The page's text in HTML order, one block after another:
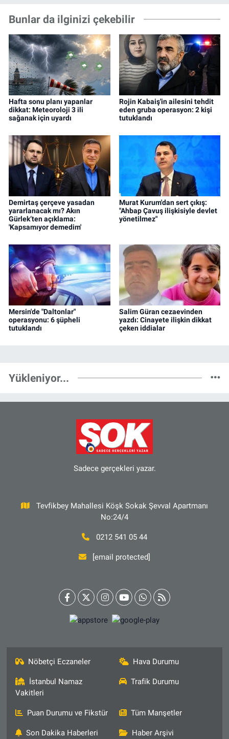
Bunlar da ilginizi çekebilir
Hafta sonu planı yapanlar
dikkat: Meteoroloji 3 ili
sağanak için uyardı
Rojin Kabaiş'in ailesini tehdit
eden gruba operasyon: 2 kişi
tutuklandı
Demirtaş çerçeve yasadan
yararlanacak mı? Akın
Gürlek’ten açıklama:
'Kapsamıyor demedim'
Murat Kurum'dan sert çıkış:
"Ahbap Çavuş ilişkisiyle devlet
yönetilmez"
Mersin'de "Daltonlar"
operasyonu: 6 şüpheli
tutuklandı
Salim Güran cezaevinden
yazdı: Cinayete ilişkin dikkat
çeken iddialar
Yükleniyor...
Sadece gerçekleri yazar.
Tevfikbey Mahallesi Köşk Sokak Şevval Apartmanı
No:24/4
0212 541 05 44
[email protected]
Nöbetçi Eczaneler Hava Durumu
İstanbul Namaz
Vakitleri
Trafik Durumu
Puan Durumu ve Fikstür Tüm Manşetler
Son Dakika Haberleri Haber Arşivi